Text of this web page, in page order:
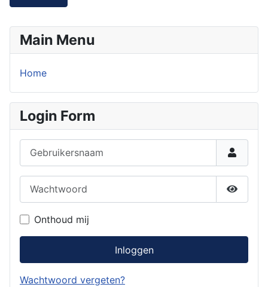
Main Menu
Home
Login Form
Toon
Onthoud mij
Inloggen
Wachtwoord vergeten?